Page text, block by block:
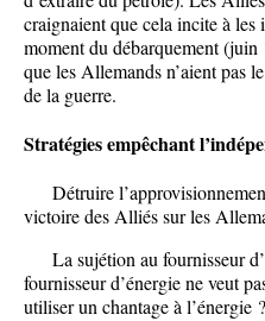
craignaient que cela incite à les
moment du débarquement (juin
que les Allemands n’aient pas
de la guerre.
Stratégies empêchant
Détruire
victoire des Alliés sur les
La sujétion au fournisseur
fournisseur d’énergie ne veut
utiliser un chantage à l’énergie ?